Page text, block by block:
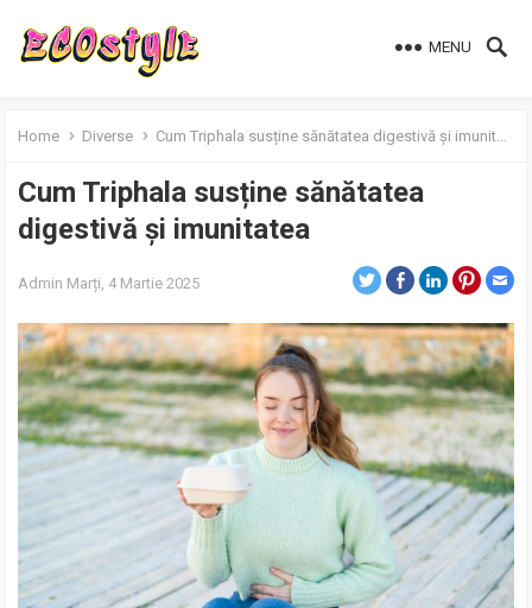
MENU
Home Diverse Cum Triphala susține sănătatea digestivă și imunitatea
Cum Triphala susține sănătatea
digestivă și imunitatea
Admin Marți, 4 Martie 2025